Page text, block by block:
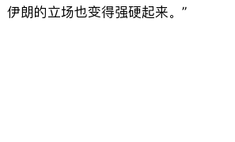
伊朗的立场也变得强硬起来。”